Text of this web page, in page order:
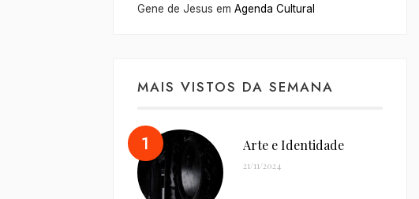
Gene de Jesus em Agenda Cultural
MAIS VISTOS DA SEMANA
Arte e Identidade
21/11/2024